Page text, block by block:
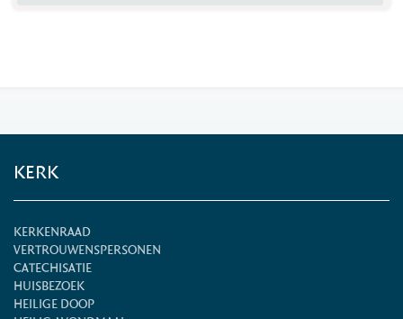
KERK
KERKENRAAD
VERTROUWENSPERSONEN
CATECHISATIE
HUISBEZOEK
HEILIGE DOOP